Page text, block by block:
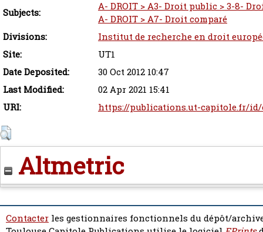
Subjects:
A- DROIT > A3- Droit public > 3-8-
A- DROIT > A7- Droit comparé
Divisions:
Institut de recherche en droit
Site:
UT1
Date Deposited:
30 Oct 2012 10:47
Last Modified:
02 Apr 2021 15:41
URI:
https://publications.ut-capitole.fr/
Altmetric
Contacter les gestionnaires fonctionnels du dépôt/